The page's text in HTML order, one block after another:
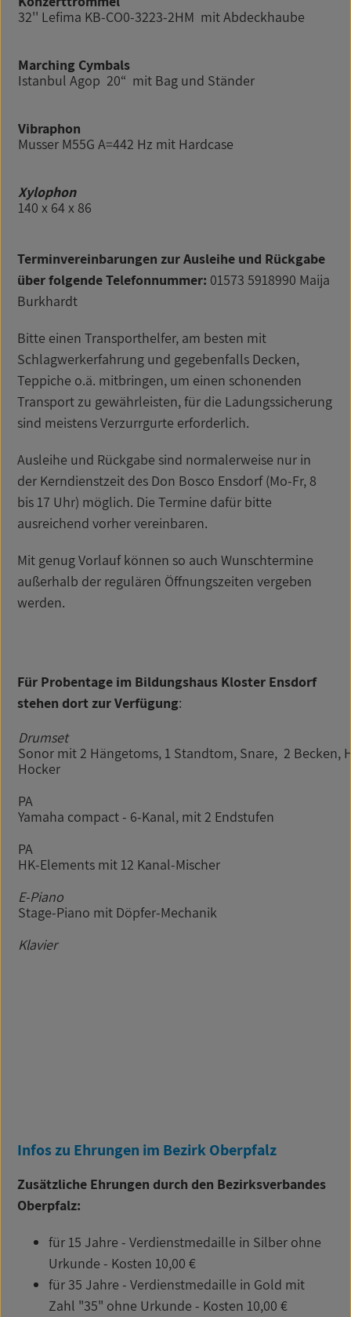
32'' Lefima KB-CO0-3223-2HM mit Abdeckhaube
Marching Cymbals
Istanbul Agop 20“ mit Bag und Ständer
Vibraphon
Musser M55G A=442 Hz mit Hardcase
Xylophon
140 x 64 x 86
Terminvereinbarungen zur Ausleihe und Rückgabe
über folgende Telefonnummer: 01573 5918990 Maija
Burkhardt
Bitte einen Transporthelfer, am besten mit
Schlagwerkerfahrung und gegebenfalls Decken,
Teppiche o.ä. mitbringen, um einen schonenden
Transport zu gewährleisten, für die Ladungssicherung
sind meistens Verzurrgurte erforderlich.
Ausleihe und Rückgabe sind normalerweise nur in
der Kerndienstzeit des Don Bosco Ensdorf (Mo-Fr, 8
bis 17 Uhr) möglich. Die Termine dafür bitte
ausreichend vorher vereinbaren.
Mit genug Vorlauf können so auch Wunschtermine
außerhalb der regulären Öffnungszeiten vergeben
werden.
Für Probentage im Bildungshaus Kloster Ensdorf
stehen dort zur Verfügung:
Drumset
Sonor mit 2 Hängetoms, 1 Standtom, Snare, 2 Becken,
Hocker
PA
Yamaha compact - 6-Kanal, mit 2 Endstufen
PA
HK-Elements mit 12 Kanal-Mischer
E-Piano
Stage-Piano mit Döpfer-Mechanik
Klavier
Infos zu Ehrungen im Bezirk Oberpfalz
Zusätzliche Ehrungen durch den Bezirksverbandes
Oberpfalz:
für 15 Jahre - Verdienstmedaille in Silber ohne
Urkunde - Kosten 10,00 €
für 35 Jahre - Verdienstmedaille in Gold mit
Zahl "35" ohne Urkunde - Kosten 10,00 €